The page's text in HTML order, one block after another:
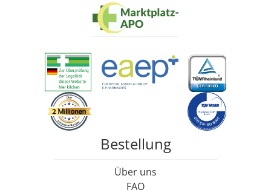
Bestellung
Über uns
FAQ